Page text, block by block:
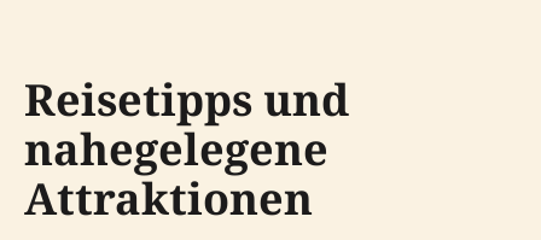
Reisetipps und
nahegelegene
Attraktionen